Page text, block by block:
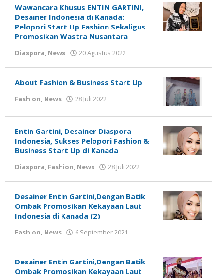
Wawancara Khusus ENTIN GARTINI,
Desainer Indonesia di Kanada:
Pelopori Start Up Fashion Sekaligus
Promosikan Wastra Nusantara
Diaspora, News 20 Agustus 2022
Susanto
About Fashion & Business Start Up
Fashion, News 28 Juli 2022
Niswah
Entin Gartini, Desainer Diaspora
Indonesia, Sukses Pelopori Fashion &
Business Start Up di Kanada
Diaspora, Fashion, News 28 Juli 2022
Niswah
Desainer Entin Gartini,Dengan Batik
Ombak Promosikan Kekayaan Laut
Indonesia di Kanada (2)
Fashion, News 6 September 2021
Susanto
Desainer Entin Gartini,Dengan Batik
Ombak Promosikan Kekayaan Laut